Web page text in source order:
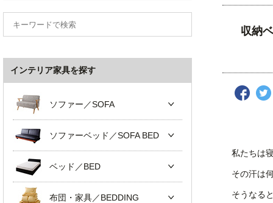
収納
私たちは
その汗は
そうなる
インテリア家具を探す
ソファー／SOFA
ソファーベッド／SOFA BED
ベッド／BED
布団・家具／BEDDING